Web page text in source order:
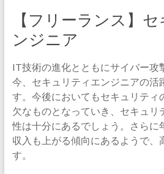
【フリーランス】
ンジニア
IT技術の進化とともにサイバー攻
今、セキュリティエンジニアの活
す。今後においてもセキュリティ
欠なものとなっていき、セキュリ
性は十分にあるでしょう。さらに
収入も上がる傾向にあるようで、
す。